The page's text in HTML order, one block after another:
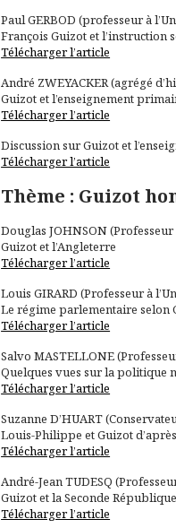
Paul GERBOD (professeur à
François Guizot et l’instruction
Télécharger l’article
André ZWEYACKER (agrégé
Guizot et l’enseignement
Télécharger l’article
Discussion sur Guizot et
Télécharger l’article
Thème : Guizot
Douglas JOHNSON
Guizot et l’Angleterre
Télécharger l’article
Louis GIRARD (Professeur à
Le régime parlementaire selon
Télécharger l’article
Salvo MASTELLONE
Quelques vues sur la politique
Télécharger l’article
Suzanne D’HUART
Louis-Philippe et Guizot
Télécharger l’article
André-Jean TUDESQ
Guizot et la Seconde République
Télécharger l’article